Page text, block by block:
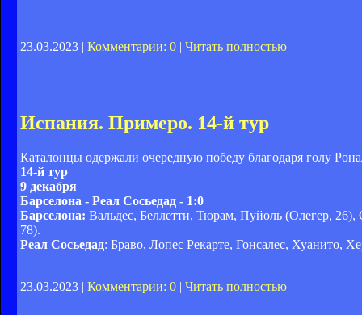
23.03.2023 | Комментарии: 0 | Читать полностью
Испания. Примеро. 14-й тур
Каталонцы одержали очередную победу благодаря голу
14-й тур
9 декабря
Барселона - Реал Сосьедад - 1:0
Барселона: Вальдес, Беллетти, Тюрам, Пуйоль (Олегер,
78).
Реал Сосьедад: Браво, Лопес Рекарте, Гонсалес, Хуанито,
23.03.2023 | Комментарии: 0 | Читать полностью